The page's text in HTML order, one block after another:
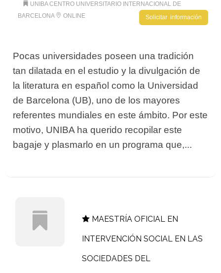
UNIBA CENTRO UNIVERSITARIO INTERNACIONAL DE
BARCELONA
ONLINE Solicitar información
Pocas universidades poseen una tradición
tan dilatada en el estudio y la divulgación de
la literatura en español como la Universidad
de Barcelona (UB), uno de los mayores
referentes mundiales en este ámbito. Por este
motivo, UNIBA ha querido recopilar este
bagaje y plasmarlo en un programa que,...
MAESTRÍA OFICIAL EN
INTERVENCIÓN SOCIAL EN LAS
SOCIEDADES DEL